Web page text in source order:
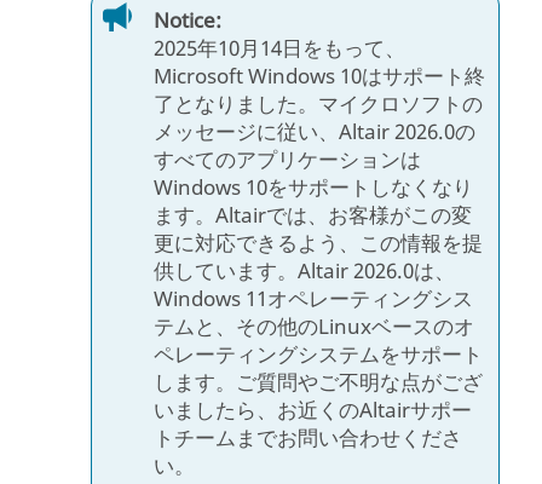
Notice:
2025年10月14日をもって、
Microsoft Windows 10はサポート終
了となりました。マイクロソフトの
メッセージに従い、Altair 2026.0の
すべてのアプリケーションは
Windows 10をサポートしなくなり
ます。Altairでは、お客様がこの変
更に対応できるよう、この情報を提
供しています。Altair 2026.0は、
Windows 11オペレーティングシス
テムと、その他のLinuxベースのオ
ペレーティングシステムをサポート
します。ご質問やご不明な点がござ
いましたら、お近くのAltairサポー
トチームまでお問い合わせくださ
い。